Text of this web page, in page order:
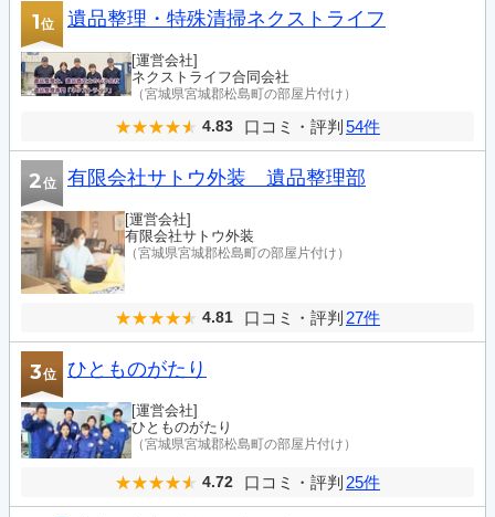
1位 遺品整理・特殊清掃ネクストライフ
[運営会社]
ネクストライフ合同会社
（宮城県宮城郡松島町の部屋片付け）
4.83 口コミ・評判 54件
2位 有限会社サトウ外装 遺品整理部
[運営会社]
有限会社サトウ外装
（宮城県宮城郡松島町の部屋片付け）
4.81 口コミ・評判 27件
3位 ひとものがたり
[運営会社]
ひとものがたり
（宮城県宮城郡松島町の部屋片付け）
4.72 口コミ・評判 25件